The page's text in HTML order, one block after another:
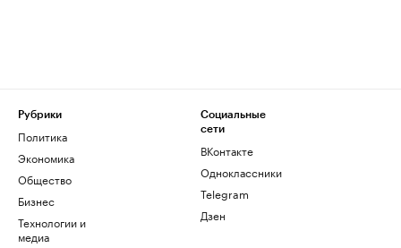
Рубрики
Политика
Экономика
Общество
Бизнес
Технологии и
медиа
Социальные
сети
ВКонтакте
Одноклассники
Telegram
Дзен